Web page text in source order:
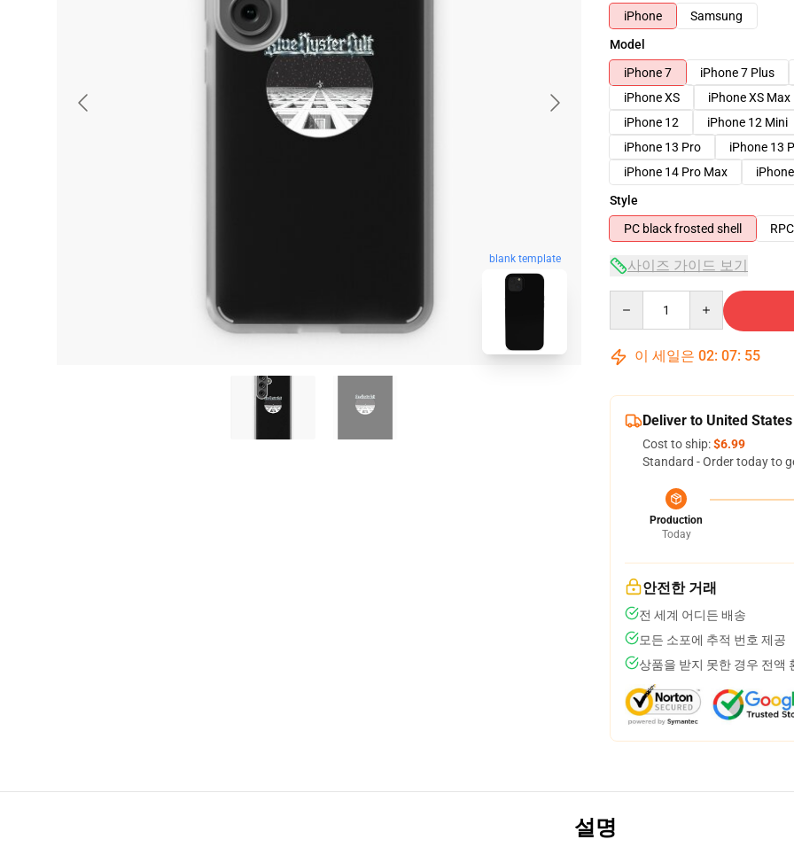
blank template
iPhone
Samsung
Model
iPhone 7
iPhone 7 Plus
iPhone XS
iPhone XS Max
iPhone 12
iPhone 12 Mini
iPhone 13 Pro
iPhone 13
iPhone 14 Pro Max
Style
PC black frosted shell
사이즈 가이드 보기
이 세일은 02: 07: 54
Deliver to United States
Cost to ship:$6.99
Standard - Order today to
Production
Today
안전한 거래
전 세계 어디든 배송
모든 소포에 추적 번호 제공
상품을 받지 못한 경우 전액
설명